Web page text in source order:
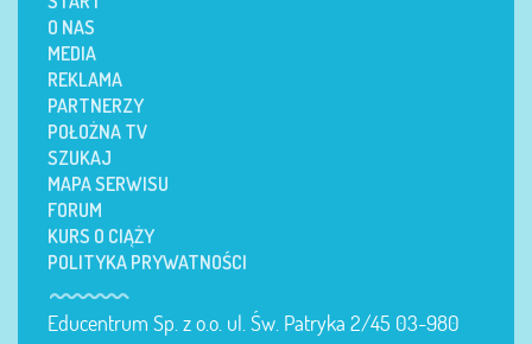
O NAS
MEDIA
REKLAMA
PARTNERZY
POŁOŻNA TV
SZUKAJ
MAPA SERWISU
FORUM
KURS O CIĄŻY
POLITYKA PRYWATNOŚCI
Educentrum Sp. z o.o. ul. Św. Patryka 2/45 03-980